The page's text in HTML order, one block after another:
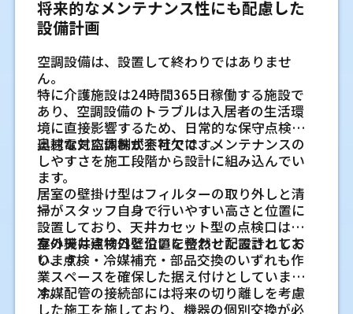
室内機は天井に近い位置へ付けることが一般
的ですが、上部や左右に必要な空間がありま
す。カーテンレール、ロールスクリーン、収納
扉、建具の開閉と干渉しないかを確認しま
す。特に寝室や子ども部屋では、ベッドや机
の位置によって風が直接当たりやすくなるた
め、家具配置も含めて見ると判断しやすくな
ります。
室外機置き場と隣地境界、通路幅の確
認
室外機置き場は、図面上では置けるように見
えても、実際には通路幅が足りない場合があ
ります。基礎、雨どい、給湯器、植栽、フェ
ンスとの距離を確認します。隣地境界に近い
場合は、風の吹き出し方向や点検時の作業姿
勢も大切です。搬入経路も含めて見ておくと、
完成後の設置が進めやすくなります。
吹き出し口と吸い込み口の位置で気流
の偏りを抑えること
吹き出し口から出た空気がすぐに吸い込み口
へ戻ると、工場全体には広がりにくくなりま
す。反対に、障害物に当たって作業者へ直接強
い風が当たると、冷えすぎや不快感につなが
ります。機械、棚、梁、照明の位置を見なが
ら、空気が通る道を確保することが大切で
す。風向きや設置高さを合わせるだけでも、体
感の差を減らしやすくなります。
室外機の設置場所が運転効率に関わる
こと
室外機は、外へ熱を逃がしたり外気から熱を
取り入れたりする役割があります。周囲に熱
がこもる場所、排気が壁に当たって戻る場
所、直射日光を強く受ける場所では、運転の
範囲と時間帯を共有しておくと、工事当日の
混乱を抑えやすくなります。
作業時間と立ち入り範囲を事前に決め
ます
オフィスでは、朝礼、会議、来客、電話対応
など、時間帯によって避けたい作業がありま
す。天井を開ける作業や機器の搬入がある場
合は、立ち入り範囲を決めておくと安全で
す。執務スペースを一部ずつ区切って進めら
れるかも、現地で確認します。
養生や搬入経路の確認で業務への影響
を抑えます
室内機や室外機を運ぶ際は、床、壁、エレベ
ーター、共用部を保護する養生が必要です。
通路が狭い場合や階段を使う場合は、搬入の
順番も考えます。書類棚やパソコン周りにほ
ふさがないことも大切です。音の感じ方は環
境で変わるため、周囲の建物、壁の反射、夜
間運転の有無を合わせて確認します。
冷媒配管やドレン配管の勾配を考えた
ルート設計
冷媒配管は室内機と室外機をつなぎ、ドレン
配管は結露水を排水するために使います。特
にドレン配管は、水が自然に流れる勾配が必
要です。無理な曲がりや長い横引きがあると、
排水不良につながる場合があります。天井
裏、壁内、屋外の経路を見ながら、点検しや
すいルートを考えます。
屋上やベランダに設置する場合の搬入
経路と固定方法
屋上やベランダに室外機を置く場合は、搬入
置、勾配、壁の状態、配管の向きで変わりま
す。配管カバーも劣化や割れがあれば再利用
のと交換したほうがよいものを分けて判断す
ると、仕上がりと耐久性の両方を考えやすく
なります。
室外機を置く場所と排熱スペースの確
認
室外機のまわりに十分な空間がないと、排熱
した空気を再び吸い込むことがあります。ベ
ランダ、犬走り、屋根置き、壁面金具など、置
き方によって確認点は変わります。隣家との
距離や通路の幅も見ながら、運転音や風向き
に配慮した位置を選ぶことが大切です。
工事当日の流れと住まい側で準
す。厨房の換気、客席の配置、配膳動線を見
ながら、空気の流れがぶつかりにくい位置を
検討することが大切です。
美容室やサロンでは施術席への風向き
に配慮する
美容室やサロンでは、お客様が一定時間同じ
席で過ごします。施術中に風が顔や首元に当
たり続けると、体が冷えやすくなることがあ
ります。鏡、椅子、シャンプー台、施術者の
立ち位置を確認し、風向きの調整がしやすい
場所へ設置します。薬剤やドライヤーの使用
で熱が出る点も見ておきたい項目です。
物販店では入口付近と奥側の温度ムラ
を抑える
物販店では、入口の開閉による外気の影響
と、奥側の空気の滞留を考える必要がありま
方向、室内の障害物を確認し、風が届きにく
い場所が出ないように見ます。
天井埋込ビルトイン形は吹き出し口の
配置を確認します
天井埋込ビルトイン形は、本体を天井内に納
め、吹き出し口を離して配置できます。間仕
切りがある空間や複数の席へ風を分けたい場
所では、ダクトの長さや点検口の位置も大切
な確認項目です。
壁掛形や床置形は設置スペースと用途
に合わせて選びます
壁掛形は小規模な事務室や個室に設置しやす
く、床置形は天井工事が難しい場所でも検討
できます。人の動線、棚や機械の位置、掃除
や点検のしやすさを合わせて見ると、入替後
の管理がしやすくなります。
と電気工事を別々に依頼すると、工程調整に
時間がかかることがあります。
一方で、電気工事まで一貫して対応できる施
工会社であれば、現場確認から施工管理まで
まとめて進めやすくなります。工事内容の共
有もしやすく、作業工程を調整しやすい点も
特徴です。
さらに、照明やコンセント工事まで含めて相
談できることで、店舗改装やオフィス移転時
の設備計画も進めやすくなります。
業務用エアコン工事で対応でき
る主な設置タイプ
業務用エアコンにはさまざまな設置タイプが
あり、建物の構造や用途によって適した機種
が変わります。空間に合わないタイプを選ぶ
と、気流が偏ったり、メンテナンスしにくく
将来的なメンテナンス性にも配慮した
設備計画
空調設備は、設置して終わりではありませ
ん。
特に介護施設は24時間365日稼働する施設で
あり、空調設備のトラブルは入居者の生活環
境に直接影響するため、日常的な保守点検と
迅速な対応体制が不可欠です。
奥村電気空調株式会社では、メンテナンスの
しやすさを施工段階から設計に組み込んでい
ます。
居室の壁掛け型はフィルターの取り外しと清
掃がスタッフ自身で行いやすい高さと位置に
設置しており、天井カセット型の点検口は既
存の天井点検口と位置を合わせた設計として
います。
室外機は建物外壁沿いに整然と配置されてお
り、点検・冷媒補充・部品交換のいずれも作
業スペースを確保した据え付けとしていま
す。
冷媒配管の接続部には将来の切り離しを考慮
した施工を施しており、機器の個別交換が必